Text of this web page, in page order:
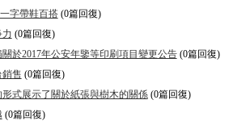
字帶鞋百搭(0篇回復)
力 (0篇回復)
於2017年公安年鑒等印刷項目變更公告(0篇回復)
售 (0篇回復)
式展示了關於紙張與樹木的關係(0篇回復)
(0篇回復)